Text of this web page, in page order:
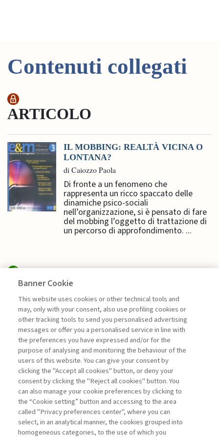
Contenuti collegati
ARTICOLO
IL MOBBING: REALTÀ VICINA O
LONTANA?
di Caiozzo Paola
Di fronte a un fenomeno che
rappresenta un ricco spaccato delle
dinamiche psico-sociali
nell’organizzazione, si è pensato di fare
del mobbing l’oggetto di trattazione di
un percorso di approfondimento. ...
EDITORIALI
LA LEADERSHIP CHE SEMINA
FUTURO
di Giuseppe Soda
La consultazione dei libri è riservata esclusivamente
agli abbonati Premium
Legenda: Accedi Per registrati Per abbonati
Banner Cookie
This website uses cookies or other technical tools and
may, only with your consent, also use profiling cookies or
other tracking tools to send you personalised advertising
messages or offer you a personalised service in line with
the preferences you have expressed and/or for the
purpose of analysing and monitoring the behaviour of the
users of this website. You can give your consent by
clicking the "Accept all cookies" button, or deny your
consent by clicking the "Reject all cookies" button. You
can also manage your cookie preferences by clicking to
the “Cookie setting” button and accessing to the area
called "Privacy preferences center", where you can
select, in an analytical manner, the cookies grouped into
homogeneous categories, to the use of which you